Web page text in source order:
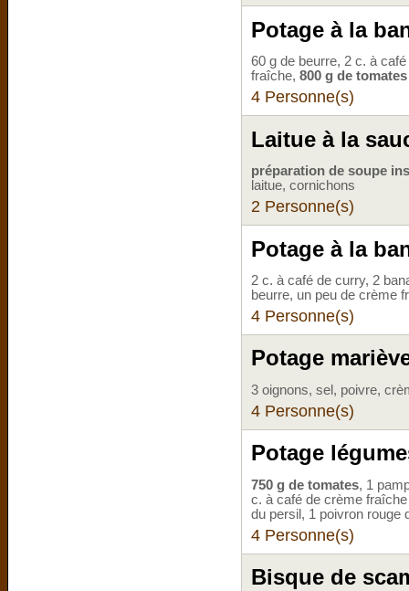
Potage à la
60 g de beurre, 2 c. à
fraîche, 800 g de
4 Personne(s)
Laitue à la
préparation de soupe
laitue, cornichons
2 Personne(s)
Potage à la
2 c. à café de curry, 2
beurre, un peu de crème
4 Personne(s)
Potage
3 oignons, sel, poivre,
4 Personne(s)
Potage
750 g de tomates, 1
c. à café de crème
du persil, 1 poivron rouge
4 Personne(s)
Bisque de